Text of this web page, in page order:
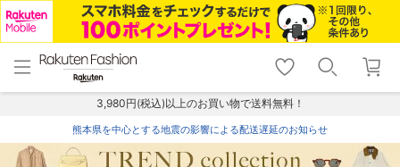
menu home
トップ
shopping_cart lock_outline
ログイン
3,980円(税込)以上のお買い物で送料無料！
熊本県を中心とする地震の影響による配送遅延のお知らせ